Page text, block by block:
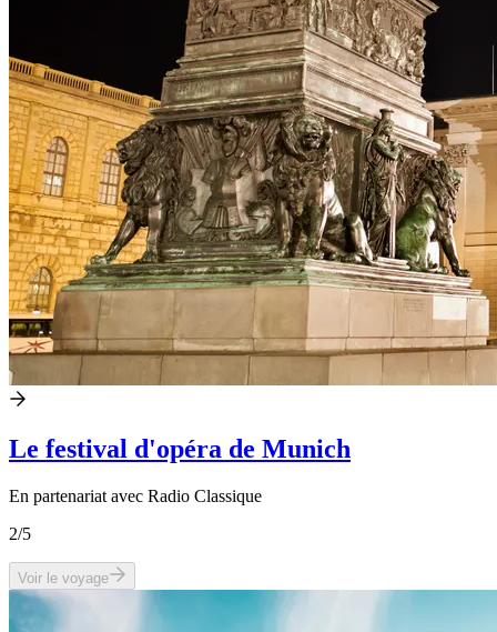
Le festival d'opéra de Munich
En partenariat avec Radio Classique
2/5
Voir le voyage